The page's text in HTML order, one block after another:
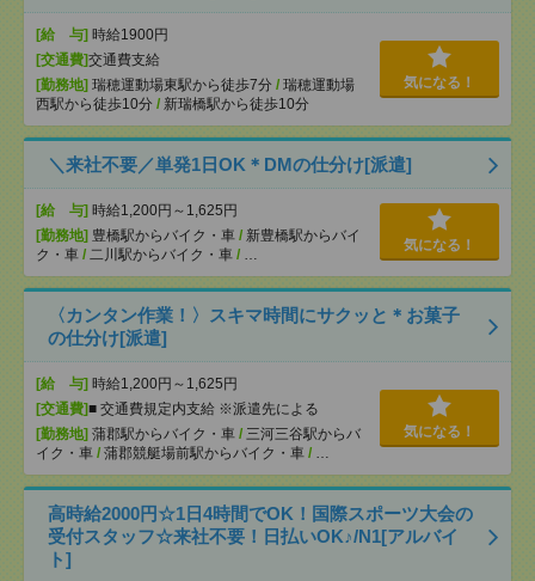
[給 与] 時給1900円
[交通費]交通費支給
[勤務地] 瑞穂運動場東駅から徒歩7分 / 瑞穂運動場
西駅から徒歩10分 / 新瑞橋駅から徒歩10分
気になる！
＼来社不要／単発1日OK＊DMの仕分け[派遣]
[給 与] 時給1,200円～1,625円
[勤務地] 豊橋駅からバイク・車 / 新豊橋駅からバイ
ク・車 / 二川駅からバイク・車 / …
気になる！
〈カンタン作業！〉スキマ時間にサクッと＊お菓子
の仕分け[派遣]
[給 与] 時給1,200円～1,625円
[交通費]■ 交通費規定内支給 ※派遣先による
[勤務地] 蒲郡駅からバイク・車 / 三河三谷駅からバ
イク・車 / 蒲郡競艇場前駅からバイク・車 / …
気になる！
高時給2000円☆1日4時間でOK！国際スポーツ大会の
受付スタッフ☆来社不要！日払いOK♪/N1[アルバイ
ト]